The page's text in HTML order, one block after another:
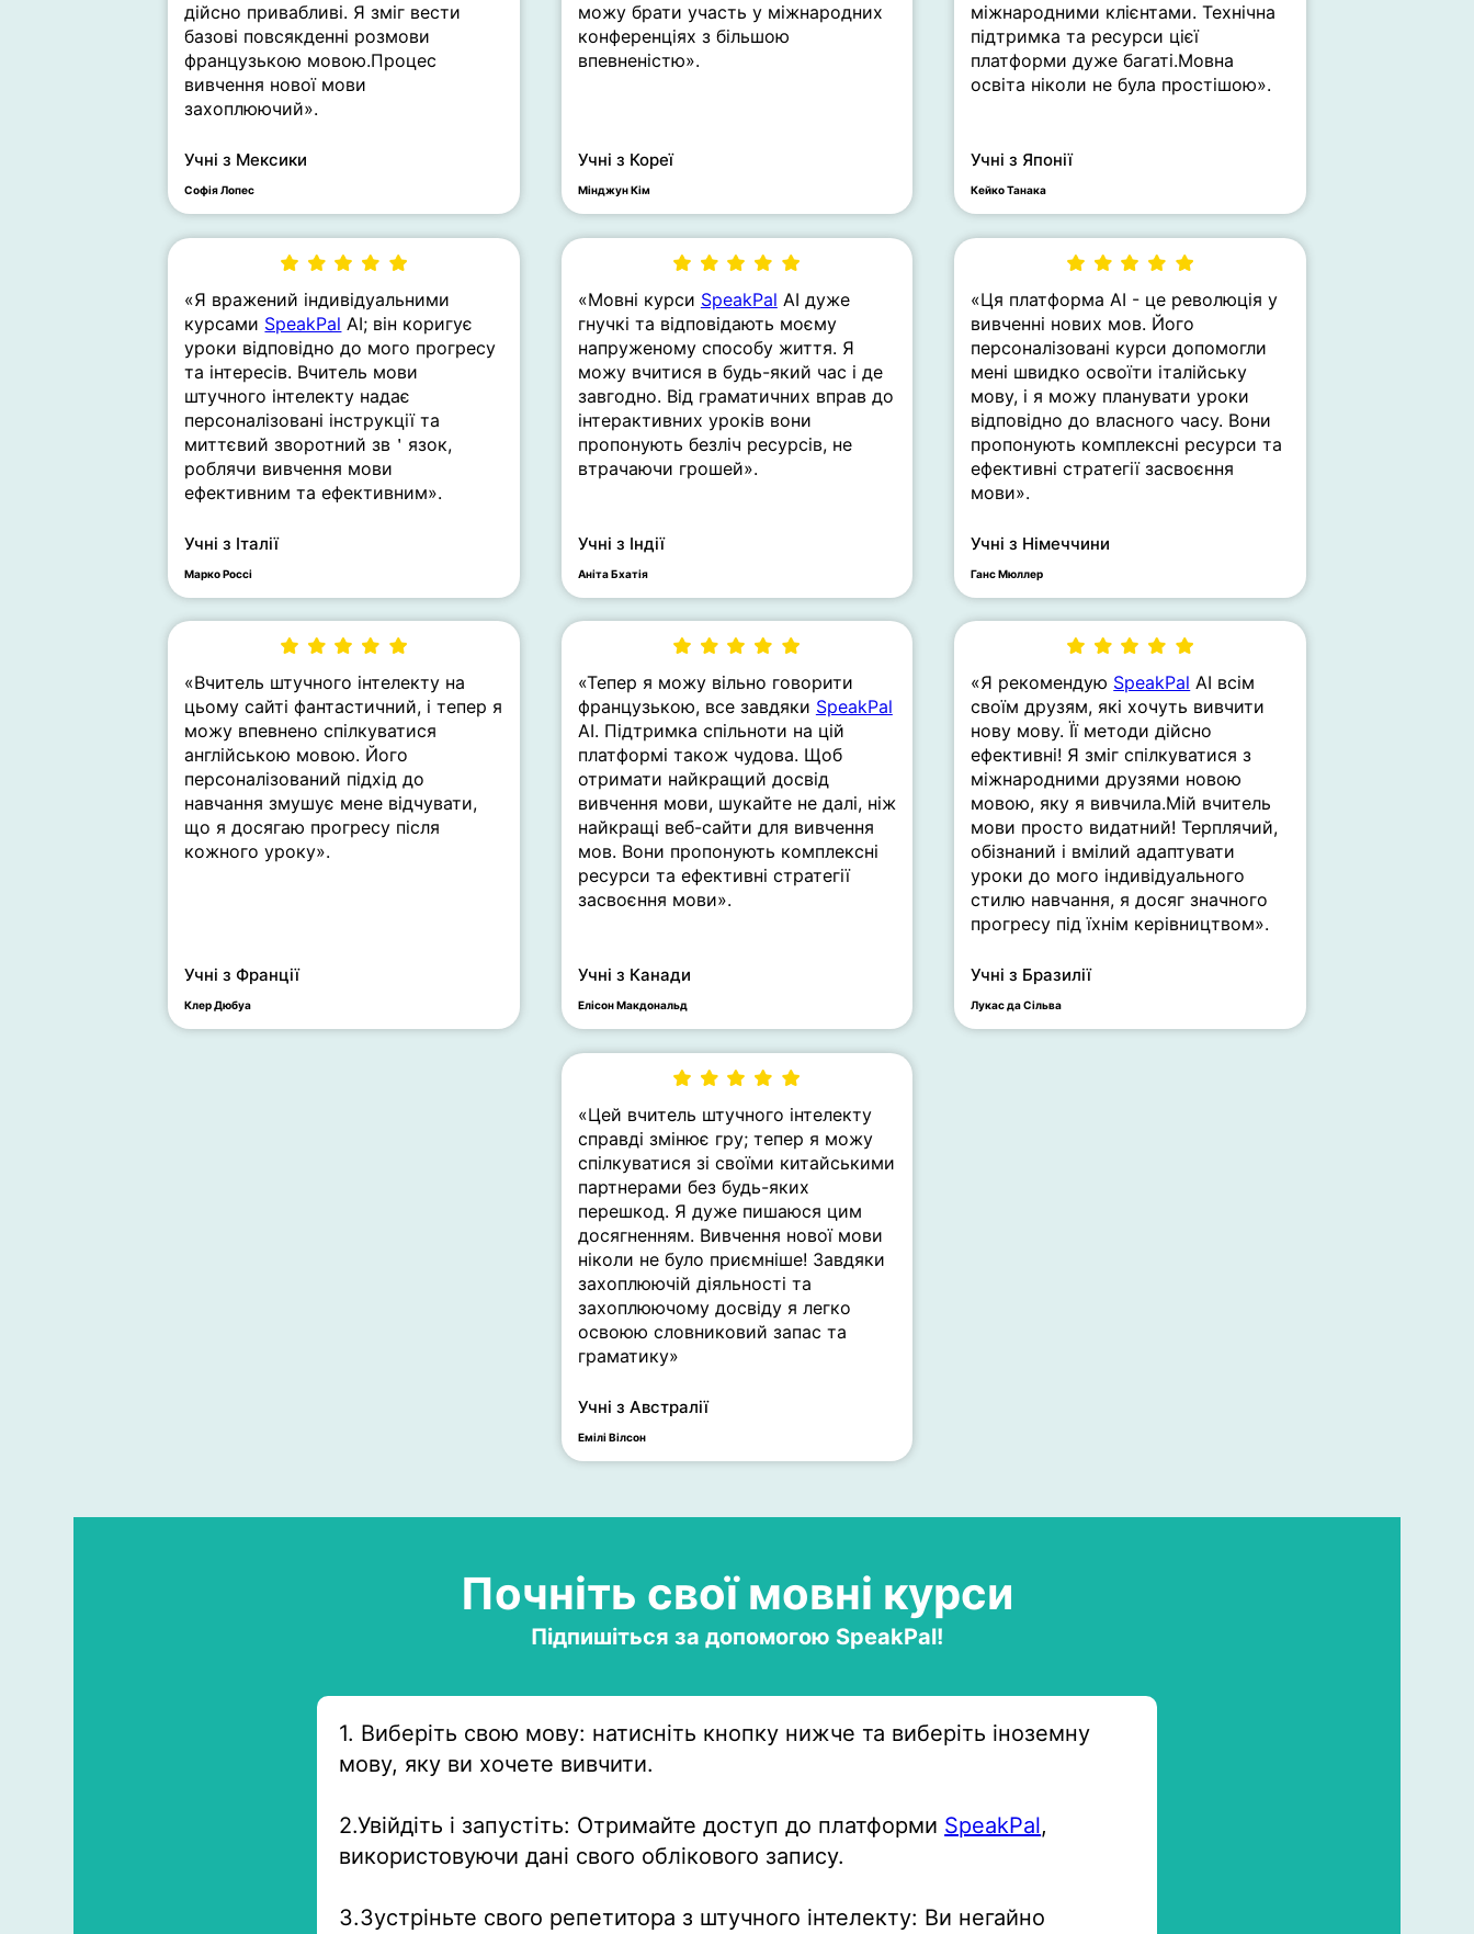
дійсно привабливі. Я зміг вести
базові повсякденні розмови
французькою мовою.Процес
вивчення нової мови
захоплюючий».
Учні з Мексики
Софія Лопес
можу брати участь у міжнародних
конференціях з більшою
впевненістю».
Учні з Кореї
Мінджун Кім
міжнародними клієнтами. Технічна
підтримка та ресурси цієї
платформи дуже багаті.Мовна
освіта ніколи не була простішою».
Учні з Японії
Кейко Танака
«Я вражений індивідуальними
курсами SpeakPal AI; він коригує
уроки відповідно до мого прогресу
та інтересів. Вчитель мови
штучного інтелекту надає
персоналізовані інструкції та
миттєвий зворотний зв＇язок,
роблячи вивчення мови
ефективним та ефективним».
Учні з Італії
Марко Россі
«Мовні курси SpeakPal AI дуже
гнучкі та відповідають моєму
напруженому способу життя. Я
можу вчитися в будь-який час і де
завгодно. Від граматичних вправ до
інтерактивних уроків вони
пропонують безліч ресурсів, не
втрачаючи грошей».
Учні з Індії
Аніта Бхатія
«Ця платформа AI - це революція у
вивченні нових мов. Його
персоналізовані курси допомогли
мені швидко освоїти італійську
мову, і я можу планувати уроки
відповідно до власного часу. Вони
пропонують комплексні ресурси та
ефективні стратегії засвоєння
мови».
Учні з Німеччини
Ганс Мюллер
«Вчитель штучного інтелекту на
цьому сайті фантастичний, і тепер я
можу впевнено спілкуватися
англійською мовою. Його
персоналізований підхід до
навчання змушує мене відчувати,
що я досягаю прогресу після
кожного уроку».
Учні з Франції
Клер Дюбуа
«Тепер я можу вільно говорити
французькою, все завдяки SpeakPal
AI. Підтримка спільноти на цій
платформі також чудова. Щоб
отримати найкращий досвід
вивчення мови, шукайте не далі, ніж
найкращі веб-сайти для вивчення
мов. Вони пропонують комплексні
ресурси та ефективні стратегії
засвоєння мови».
Учні з Канади
Елісон Макдональд
«Я рекомендую SpeakPal AI всім
своїм друзям, які хочуть вивчити
нову мову. Її методи дійсно
ефективні! Я зміг спілкуватися з
міжнародними друзями новою
мовою, яку я вивчила.Мій вчитель
мови просто видатний! Терплячий,
обізнаний і вмілий адаптувати
уроки до мого індивідуального
стилю навчання, я досяг значного
прогресу під їхнім керівництвом».
Учні з Бразилії
Лукас да Сільва
«Цей вчитель штучного інтелекту
справді змінює гру; тепер я можу
спілкуватися зі своїми китайськими
партнерами без будь-яких
перешкод. Я дуже пишаюся цим
досягненням. Вивчення нової мови
ніколи не було приємніше! Завдяки
захоплюючій діяльності та
захоплюючому досвіду я легко
освоюю словниковий запас та
граматику»
Учні з Австралії
Емілі Вілсон
Почніть свої мовні курси
Підпишіться за допомогою SpeakPal!
1. Виберіть свою мову: натисніть кнопку нижче та виберіть іноземну
мову, яку ви хочете вивчити.
2.Увійдіть і запустіть: Отримайте доступ до платформи SpeakPal,
використовуючи дані свого облікового запису.
3.Зустріньте свого репетитора з штучного інтелекту: Ви негайно